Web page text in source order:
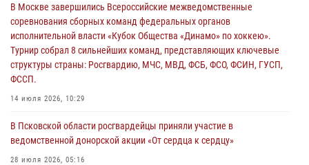
улицу Труда
31 июля 2026, 13:53
В Санкт-Петербурге прошел окружной этап ежегодного
Всероссийского конкурса профессионального мастерства среди
сотрудников вневедомственной охраны Росгвардии, Псковские
Росгвардейцы одержали победу
В Москве завершились Всероссийские межведомственные
соревнования сборных команд федеральных органов
исполнительной власти «Кубок Общества «Динамо» по хоккею».
Турнир собрал 8 сильнейших команд, представляющих ключевые
структуры страны: Росгвардию, МЧС, МВД, ФСБ, ФСО, ФСИН, ГУСП,
ФССП.
14 июля 2026, 10:29
В Псковской области росгвардейцы приняли участие в
ведомственной донорской акции «От сердца к сердцу»
28 июля 2026, 05:16